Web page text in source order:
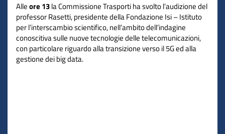
Alleore 13la Commissione Trasporti ha svolto l’audizione del
professor Rasetti, presidente della Fondazione Isi – Istituto
per l’interscambio scientifico, nell’ambito dell’indagine
conoscitiva sulle nuove tecnologie delle telecomunicazioni,
con particolare riguardo alla transizione verso il 5G ed alla
gestione dei big data.